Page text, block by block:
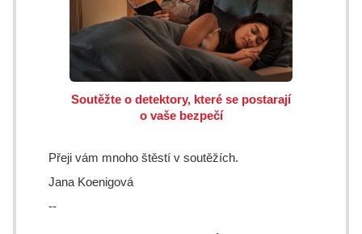
Soutěžte o detektory, které se postarají
o vaše bezpečí
Přeji vám mnoho štěstí v soutěžích.
Jana Koenigová
--